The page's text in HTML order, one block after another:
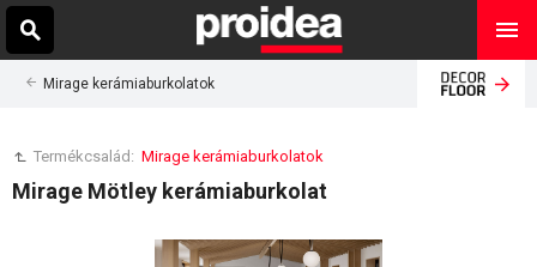
Mirage kerámiaburkolatok
Termékcsalád: Mirage kerámiaburkolatok
Mirage Mötley kerámiaburkolat